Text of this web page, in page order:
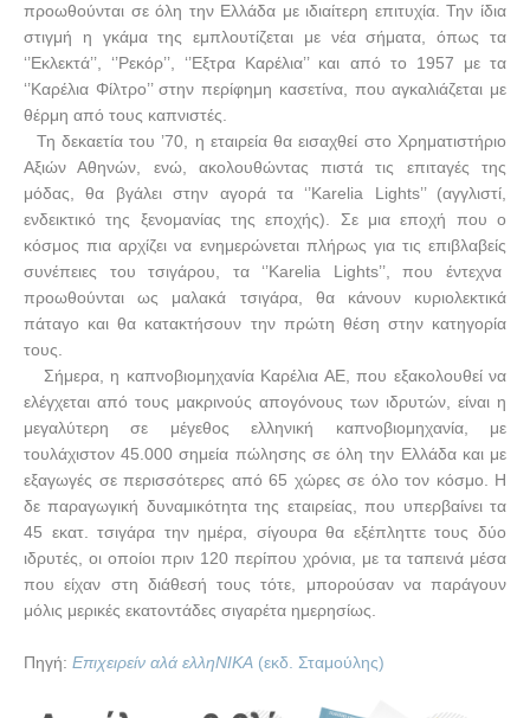
προωθούνται σε όλη την Ελλάδα με ιδιαίτερη επιτυχία. Την ίδια
στιγμή η γκάμα της εμπλουτίζεται με νέα σήματα, όπως τα
‘’Εκλεκτά’’, ‘’Ρεκόρ’’, ‘’Εξτρα Καρέλια’’ και από το 1957 με τα
‘’Καρέλια Φίλτρο’’ στην περίφημη κασετίνα, που αγκαλιάζεται με
θέρμη από τους καπνιστές.
Τη δεκαετία του ’70, η εταιρεία θα εισαχθεί στο Χρηματιστήριο
Αξιών Αθηνών, ενώ, ακολουθώντας πιστά τις επιταγές της
μόδας, θα βγάλει στην αγορά τα ‘’Karelia Lights’’ (αγγλιστί,
ενδεικτικό της ξενομανίας της εποχής). Σε μια εποχή που ο
κόσμος πια αρχίζει να ενημερώνεται πλήρως για τις επιβλαβείς
συνέπειες του τσιγάρου, τα ‘’Karelia Lights’’, που έντεχνα
προωθούνται ως μαλακά τσιγάρα, θα κάνουν κυριολεκτικά
πάταγο και θα κατακτήσουν την πρώτη θέση στην κατηγορία
τους.
Σήμερα, η καπνοβιομηχανία Καρέλια ΑΕ, που εξακολουθεί να
ελέγχεται από τους μακρινούς απογόνους των ιδρυτών, είναι η
μεγαλύτερη σε μέγεθος ελληνική καπνοβιομηχανία, με
τουλάχιστον 45.000 σημεία πώλησης σε όλη την Ελλάδα και με
εξαγωγές σε περισσότερες από 65 χώρες σε όλο τον κόσμο. Η
δε παραγωγική δυναμικότητα της εταιρείας, που υπερβαίνει τα
45 εκατ. τσιγάρα την ημέρα, σίγουρα θα εξέπληττε τους δύο
ιδρυτές, οι οποίοι πριν 120 περίπου χρόνια, με τα ταπεινά μέσα
που είχαν στη διάθεσή τους τότε, μπορούσαν να παράγουν
μόλις μερικές εκατοντάδες σιγαρέτα ημερησίως.
Πηγή: Επιχειρείν αλά ελληΝΙΚΑ (εκδ. Σταμούλης)